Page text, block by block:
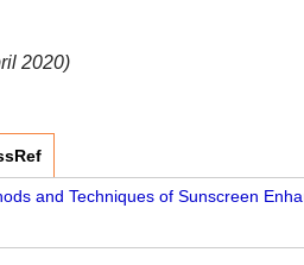
2020)
and Techniques of Sunscreen